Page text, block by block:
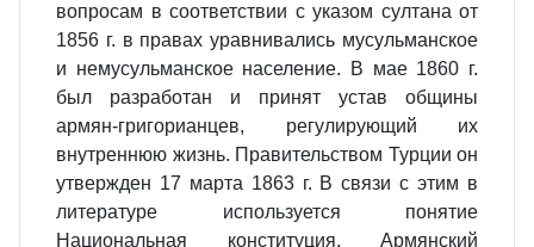
вопросам в соответствии с указом султана от
1856 г. в правах уравнивались мусульманское
и немусульманское население. В мае 1860 г.
был разработан и принят устав общины
армян-григорианцев, регулирующий их
внутреннюю жизнь. Правительством Турции он
утвержден 17 марта 1863 г. В связи с этим в
литературе используется понятие
Национальная конституция. Армянский